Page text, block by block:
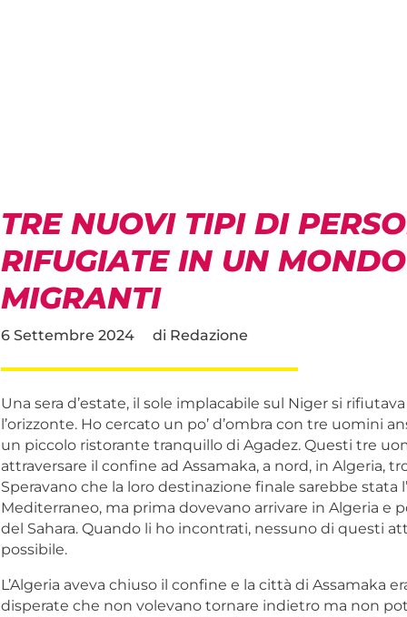
TRE NUOVI TIPI DI
RIFUGIATE IN UN
MIGRANTI
6 Settembre 2024 di Redazione
Una sera d’estate, il sole implacabile sul Niger si
l’orizzonte. Ho cercato un po’ d’ombra con tre uomini
un piccolo ristorante tranquillo di Agadez. Questi tre
attraversare il confine ad Assamaka, a nord, in Algeria,
Speravano che la loro destinazione finale sarebbe stata
Mediterraneo, ma prima dovevano arrivare in Algeria e
del Sahara. Quando li ho incontrati, nessuno di questi
possibile.
L’Algeria aveva chiuso il confine e la città di Assamaka
disperate che non volevano tornare indietro ma non